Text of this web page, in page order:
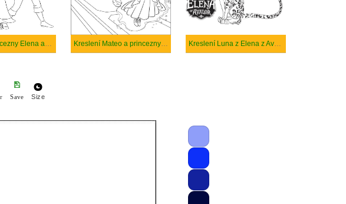
Kreslení princezny Elena a Mateo Kreslení Mateo a princezny Elena Kreslení Luna z Elena z Avaloru
Save Size